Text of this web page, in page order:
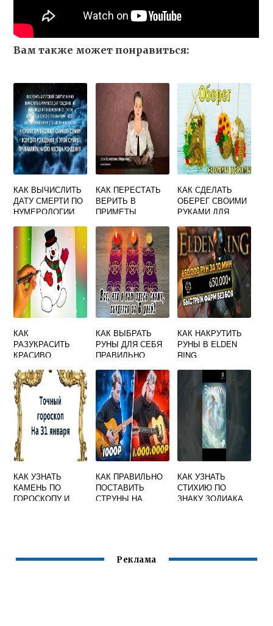
Вам также может понравиться:
КАК ВЫЧИСЛИТЬ
ДАТУ СМЕРТИ ПО
НУМЕРОЛОГИИ
КАК ПЕРЕСТАТЬ
ВЕРИТЬ В
ПРИМЕТЫ
КАК СДЕЛАТЬ
ОБЕРЕГ СВОИМИ
РУКАМИ ДЛЯ
КАК
РАЗУКРАСИТЬ
КРАСИВО
КАК ВЫБРАТЬ
РУНЫ ДЛЯ СЕБЯ
ПРАВИЛЬНО
КАК НАКРУТИТЬ
РУНЫ В ELDEN
RING
КАК УЗНАТЬ
КАМЕНЬ ПО
ГОРОСКОПУ И
КАК ПРАВИЛЬНО
ПОСТАВИТЬ
СТРУНЫ НА
КАК УЗНАТЬ
СТИХИЮ ПО
ЗНАКУ ЗОДИАКА
Реклама